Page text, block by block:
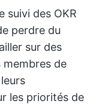
suivi des OKR
perdre du
sur des
membres de
les priorités de